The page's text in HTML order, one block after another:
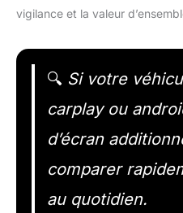
vigilance et la valeur
🔍 Si votre
carplay ou
d’écran
comparer
au quotidien.